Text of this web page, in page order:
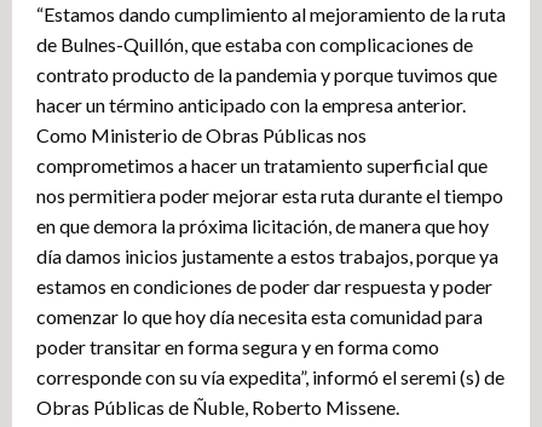
“Estamos dando cumplimiento al mejoramiento de la ruta
de Bulnes-Quillón, que estaba con complicaciones de
contrato producto de la pandemia y porque tuvimos que
hacer un término anticipado con la empresa anterior.
Como Ministerio de Obras Públicas nos
comprometimos a hacer un tratamiento superficial que
nos permitiera poder mejorar esta ruta durante el tiempo
en que demora la próxima licitación, de manera que hoy
día damos inicios justamente a estos trabajos, porque ya
estamos en condiciones de poder dar respuesta y poder
comenzar lo que hoy día necesita esta comunidad para
poder transitar en forma segura y en forma como
corresponde con su vía expedita”, informó el seremi (s) de
Obras Públicas de Ñuble, Roberto Missene.